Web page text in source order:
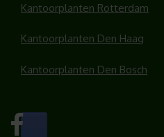
Kantoorplanten Rotterdam
Kantoorplanten Den Haag
Kantoorplanten Den Bosch